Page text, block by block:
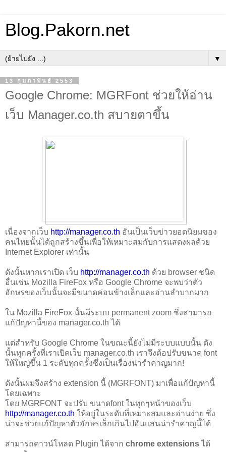
Blog.Pakorn.net
▼
13 กุมภาพันธ์ 2553
Google Chrome: MGRFont ช่วยให้อ่าน
เว็บ Manager.co.th สบายตาขึ้น
เนื่องจากเว็บ http://manager.co.th อันเป็นเว็บข่าวยอดนิยมของ
คนไทยนั้นได้ถูกสร้างขึ้นเพื่อให้เหมาะสมกับการแสดงผลด้วย
Internet Explorer เท่านั้น
ดังนั้นหากเราเปิด เว็บ http://manager.co.th ด้วย browser ชนิด
อื่นเช่น Mozilla FireFox หรือ Google Chrome จะพบว่าตัว
อักษรของเว็บนั้นจะมีขนาดค่อนข้างเล็กและอ่านลำบากมาก
ใน Mozilla FireFox นั้นมีระบบ permanent zoom ซึ่งสามารถ
แก้ปัญหานี้ของ manager.co.th ได้
แต่สำหรับ Google Chrome ในขณะนี้ยังไม่มีระบบแบบนั้น ดัง
นั้นทุกครั้งที่เราเปิดเว็บ manager.co.th เราจึงต้อปรับขนาด font
ให้ใหญ่ขึ้น 1 ระดับทุกครั้งซึ่งเป็นเรื่องน่ารำคาญมาก!
ดังนั้นผมจึงสร้าง extension นี้ (MGRFONT) มาเพื่อแก้ปัญหานี้
โดยเฉพาะ
โดย MGRFONT จะปรับ ขนาดfont ในทุกๆหน้าของเว็บ
http://manager.co.th ให้อยู่ในระดับที่เหมาะสมและอ่านง่าย ซึ่ง
น่าจะช่วยแก้ปัญหาตัวอักษรเล็กเกินไปอันแสนน่ารำคาญนี้ได้
สามารถดาวน์โหลด Plugin ได้จาก chrome extensionsได้